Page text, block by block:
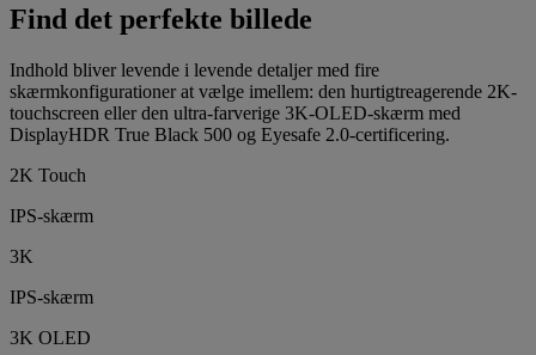
Find det perfekte billede
Indhold bliver levende i levende detaljer med fire
skærmkonfigurationer at vælge imellem: den hurtigtreagerende 2K-
touchscreen eller den ultra-farverige 3K-OLED-skærm med
DisplayHDR True Black 500 og Eyesafe 2.0-certificering.
2K Touch
IPS-skærm
3K
IPS-skærm
3K OLED